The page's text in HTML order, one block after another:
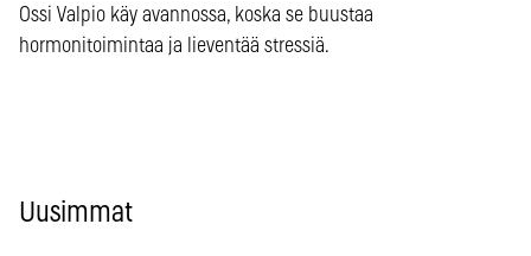
Ossi Valpio käy avannossa, koska se buustaa
hormonitoimintaa ja lieventää stressiä.
Uusimmat